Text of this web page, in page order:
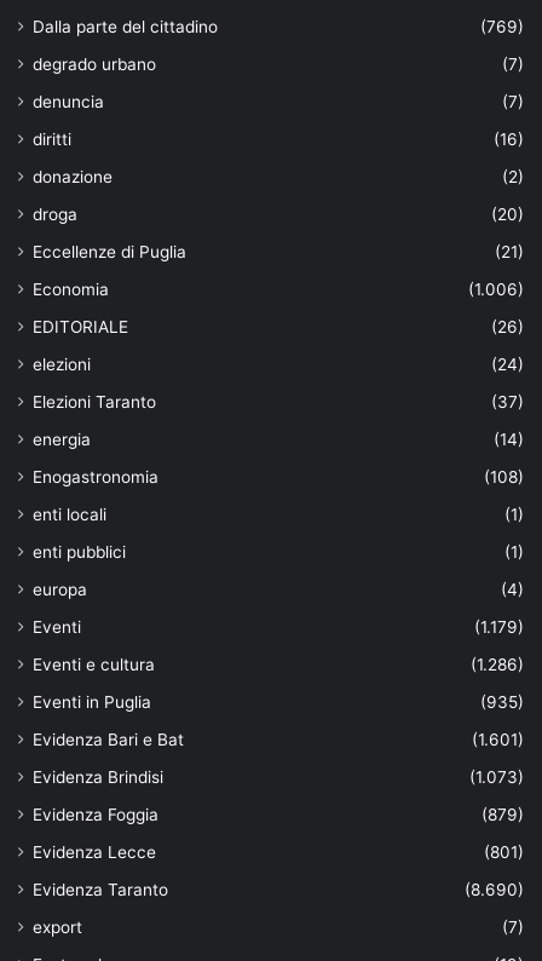
Dalla parte del cittadino
(769)
degrado urbano
(7)
denuncia
(7)
diritti
(16)
donazione
(2)
droga
(20)
Eccellenze di Puglia
(21)
Economia
(1.006)
EDITORIALE
(26)
elezioni
(24)
Elezioni Taranto
(37)
energia
(14)
Enogastronomia
(108)
enti locali
(1)
enti pubblici
(1)
europa
(4)
Eventi
(1.179)
Eventi e cultura
(1.286)
Eventi in Puglia
(935)
Evidenza Bari e Bat
(1.601)
Evidenza Brindisi
(1.073)
Evidenza Foggia
(879)
Evidenza Lecce
(801)
Evidenza Taranto
(8.690)
export
(7)